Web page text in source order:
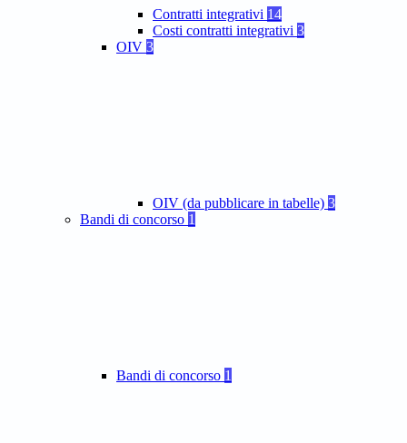
Contratti integrativi 14
Costi contratti integrativi 3
OIV 3
OIV (da pubblicare in tabelle) 3
Bandi di concorso 1
Bandi di concorso 1